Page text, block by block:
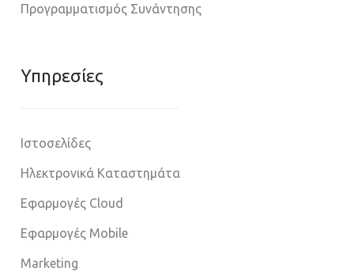
Προγραμματισμός Συνάντησης
Υπηρεσίες
Ιστοσελίδες
Ηλεκτρονικά Καταστημάτα
Εφαρμογές Cloud
Εφαρμογές Mobile
Marketing